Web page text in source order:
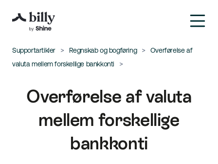
Supportartikler Regnskab og bogføring
Overførelse af
valuta mellem forskellige bankkonti
Overførelse af valuta
mellem forskellige
bankkonti